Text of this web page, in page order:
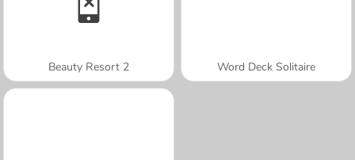
Beauty Resort 2 Word Deck Solitaire